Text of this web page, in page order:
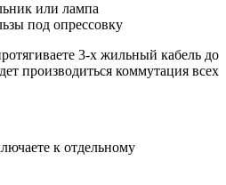
или лампа
под опрессовку
3-х жильный кабель до
производиться коммутация всех
к отдельному